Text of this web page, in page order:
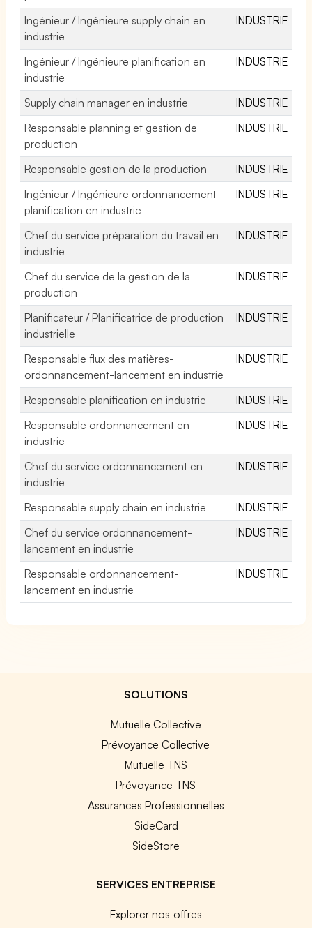
Ingénieur / Ingénieure supply chain en
industrie
INDUSTRIE
Ingénieur / Ingénieure planification en
industrie
INDUSTRIE
Supply chain manager en industrie
INDUSTRIE
Responsable planning et gestion de
production
INDUSTRIE
Responsable gestion de la production
INDUSTRIE
Ingénieur / Ingénieure ordonnancement-
planification en industrie
INDUSTRIE
Chef du service préparation du travail en
industrie
INDUSTRIE
Chef du service de la gestion de la
production
INDUSTRIE
Planificateur / Planificatrice de production
industrielle
INDUSTRIE
Responsable flux des matières-
ordonnancement-lancement en industrie
INDUSTRIE
Responsable planification en industrie
INDUSTRIE
Responsable ordonnancement en
industrie
INDUSTRIE
Chef du service ordonnancement en
industrie
INDUSTRIE
Responsable supply chain en industrie
INDUSTRIE
Chef du service ordonnancement-
lancement en industrie
INDUSTRIE
Responsable ordonnancement-
lancement en industrie
INDUSTRIE
SOLUTIONS
Mutuelle Collective
Prévoyance Collective
Mutuelle TNS
Prévoyance TNS
Assurances Professionnelles
SideCard
SideStore
SERVICES ENTREPRISE
Explorer nos offres